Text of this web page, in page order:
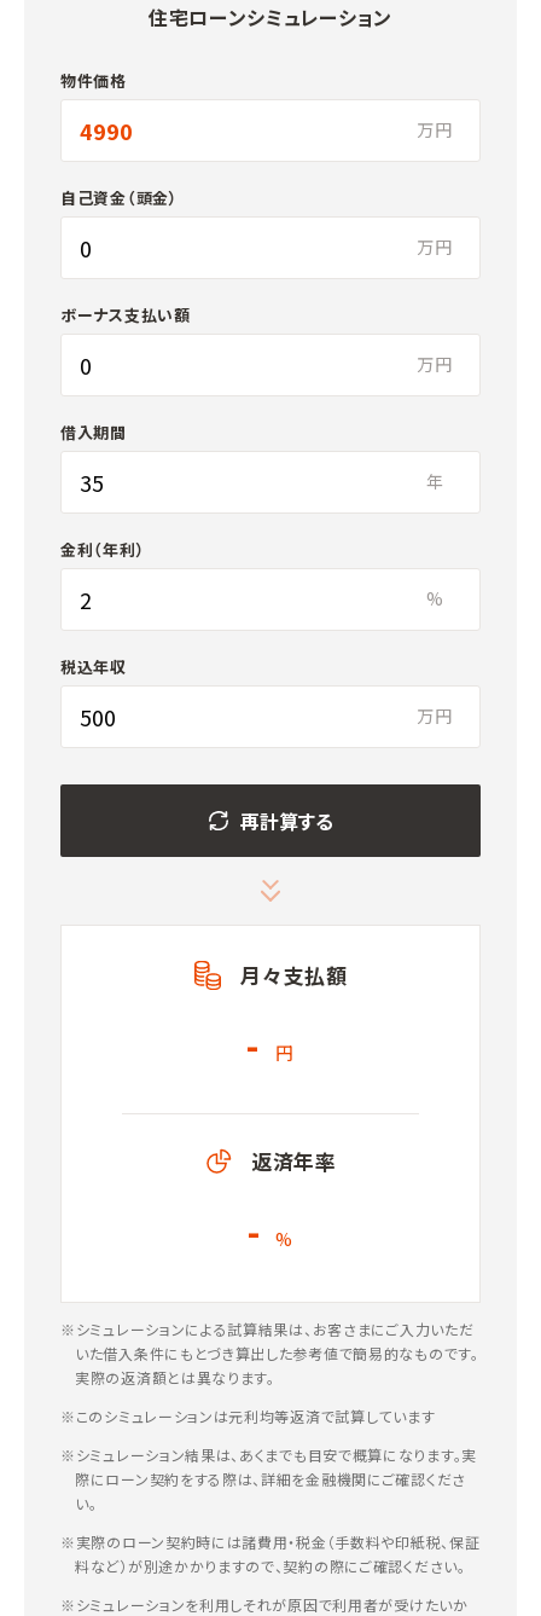
住宅ローンシミュレーション
物件価格
万円
自己資金（頭金）
万円
ボーナス支払い額
万円
借入期間
年
金利（年利）
%
税込年収
万円
再計算する
月々支払額
- 円
返済年率
- %
※シミュレーションによる試算結果は、お客さまにご入力いただ
いた借入条件にもとづき算出した参考値で簡易的なものです。
実際の返済額とは異なります。
※このシミュレーションは元利均等返済で試算しています
※シミュレーション結果は、あくまでも目安で概算になります。実
際にローン契約をする際は、詳細を金融機関にご確認くださ
い。
※実際のローン契約時には諸費用・税金（手数料や印紙税、保証
料など）が別途かかりますので、契約の際にご確認ください。
※シミュレーションを利用しそれが原因で利用者が受けたいか